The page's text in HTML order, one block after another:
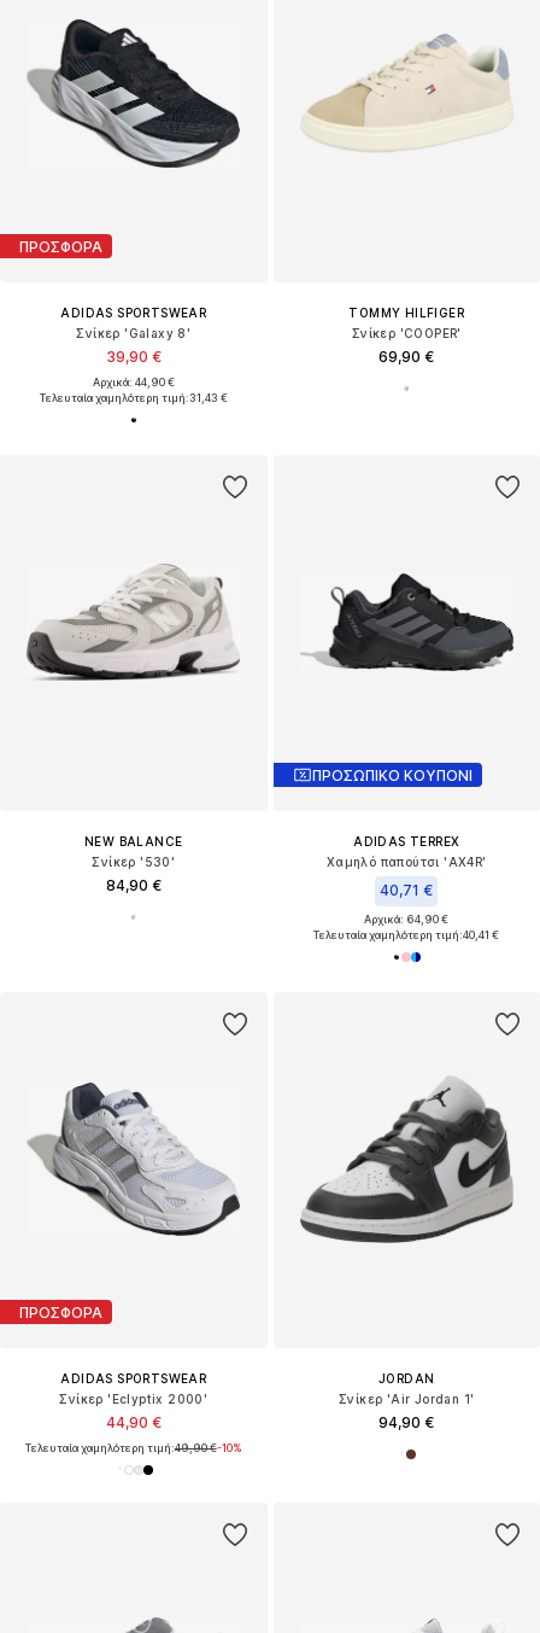
ΠΡΟΣΦΟΡΑ
ADIDAS SPORTSWEAR
Σνίκερ 'Galaxy 8'
39,90 €
Αρχικά: 44,90 €
Τελευταία χαμηλότερη τιμή:31,43 €
TOMMY HILFIGER
Σνίκερ 'COOPER'
69,90 €
NEW BALANCE
Σνίκερ '530'
84,90 €
ΠΡΟΣΩΠΙΚΟ ΚΟΥΠΟΝΙ
ADIDAS TERREX
Χαμηλό παπούτσι 'AX4R'
40,71 €
Αρχικά: 64,90 €
Τελευταία χαμηλότερη τιμή:40,41 €
ΠΡΟΣΦΟΡΑ
ADIDAS SPORTSWEAR
Σνίκερ 'Eclyptix 2000'
44,90 €
Τελευταία χαμηλότερη τιμή:49,90 €-10%
JORDAN
Σνίκερ 'Air Jordan 1'
94,90 €